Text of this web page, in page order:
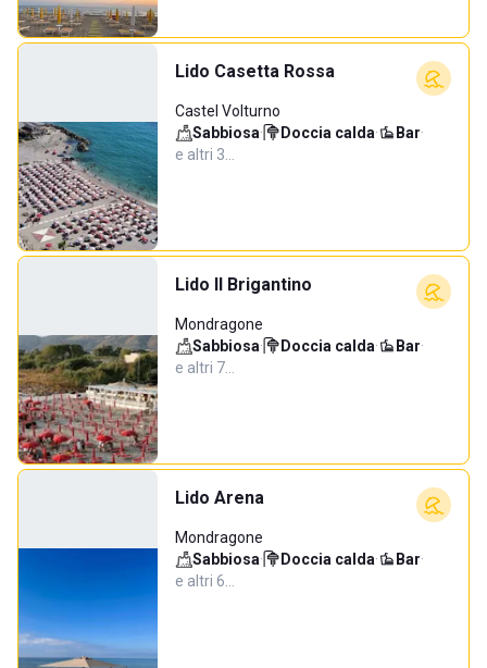
Lido Casetta Rossa
Castel Volturno
Sabbiosa· Doccia calda· Bar·
e altri 3…
Lido Il Brigantino
Mondragone
Sabbiosa· Doccia calda· Bar·
e altri 7…
Lido Arena
Mondragone
Sabbiosa· Doccia calda· Bar·
e altri 6…